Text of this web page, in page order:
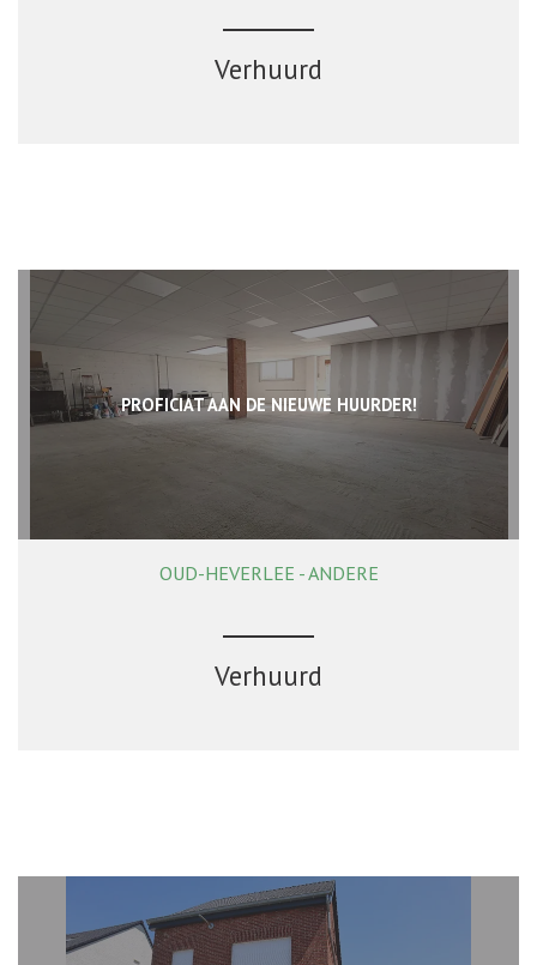
Verhuurd
PROFICIAT AAN DE NIEUWE HUURDER!
138 m²
OUD-HEVERLEE - ANDERE
Verhuurd